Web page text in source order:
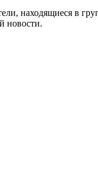
находящиеся в
новости.